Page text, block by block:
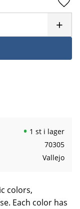
+
1 st i lager
70305
Vallejo
colors,
Each color has